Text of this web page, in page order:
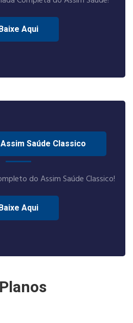
Aqui
Saúde Classico
do Assim Saúde Classico!
Aqui